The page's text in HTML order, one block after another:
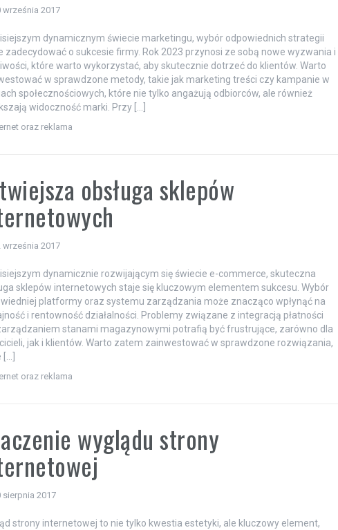
września 2017
dynamicznym świecie marketingu, wybór odpowiednich strategii
zadecydować o sukcesie firmy. Rok 2023 przynosi ze sobą nowe wyzwania i
które warto wykorzystać, aby skutecznie dotrzeć do klientów. Warto
w sprawdzone metody, takie jak marketing treści czy kampanie w
społecznościowych, które nie tylko angażują odbiorców, ale również
widoczność marki. Przy […]
oraz reklama
obsługa sklepów
września 2017
dynamicznie rozwijającym się świecie e-commerce, skuteczna
sklepów internetowych staje się kluczowym elementem sukcesu. Wybór
platformy oraz systemu zarządzania może znacząco wpłynąć na
i rentowność działalności. Problemy związane z integracją płatności
stanami magazynowymi potrafią być frustrujące, zarówno dla
jak i klientów. Warto zatem zainwestować w sprawdzone rozwiązania,
oraz reklama
wyglądu strony
sierpnia 2017
strony internetowej to nie tylko kwestia estetyki, ale kluczowy element,